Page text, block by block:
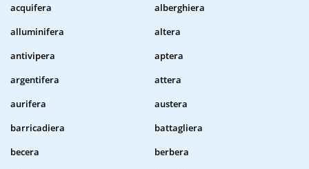
acquifera
alberghiera
alluminifera
altera
antivipera
aptera
argentifera
attera
aurifera
austera
barricadiera
battagliera
becera
berbera